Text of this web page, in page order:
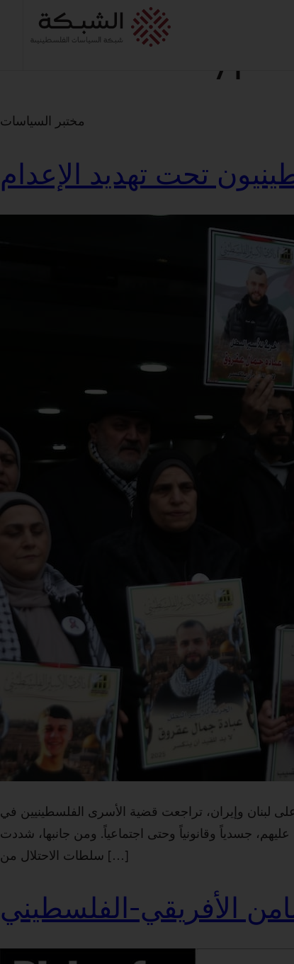
Resource Type:
مختبر السياسات
تحت تهديد الإعدام
لبنان وإيران، تراجعت قضية الأسرى الفلسطينيين في
جسدياً وقانونياً وحتى اجتماعياً. ومن جانبها، شددت
سلطات الاحتلال من […]
الأفريقي-الفلسطيني